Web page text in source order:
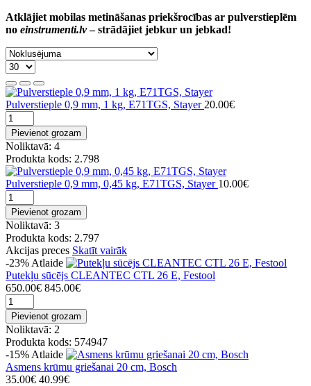
Atklājiet mobilas metināšanas priekšrocības ar pulverstieplēm
no einstrumenti.lv– strādājiet jebkur un jebkad!
Pulverstieple 0,9 mm, 1 kg, E71TGS, Stayer 20.00€
Pievienot grozam
Noliktavā: 4
Produkta kods: 2.798
Pulverstieple 0,9 mm, 0,45 kg, E71TGS, Stayer 10.00€
Pievienot grozam
Noliktavā: 3
Produkta kods: 2.797
Akcijas preces Skatīt vairāk
-23% Atlaide
Putekļu sūcējs CLEANTEC CTL 26 E, Festool
650.00€ 845.00€
Pievienot grozam
Noliktavā: 2
Produkta kods: 574947
-15% Atlaide
Asmens krūmu griešanai 20 cm, Bosch
35.00€ 40.99€